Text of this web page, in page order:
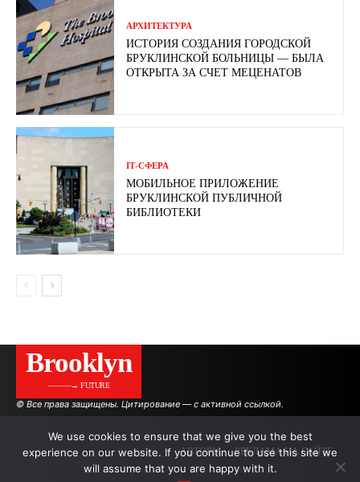
АРХИТЕКТУРА
ИСТОРИЯ СОЗДАНИЯ ГОРОДСКОЙ
БРУКЛИНСКОЙ БОЛЬНИЦЫ — БЫЛА
ОТКРЫТА ЗА СЧЕТ МЕЦЕНАТОВ
ІТ-СФЕРА
МОБИЛЬНОЕ ПРИЛОЖЕНИЕ
БРУКЛИНСКОЙ ПУБЛИЧНОЙ
БИБЛИОТЕКИ
Brooklyn
———→ FUTURE
© Все права защищены. Цитирование — с активной ссылкой.
АВТОРЫ РЕКЛАМА НА САЙТЕ
We use cookies to ensure that we give you the best
experience on our website. If you continue to use this site we
will assume that you are happy with it.